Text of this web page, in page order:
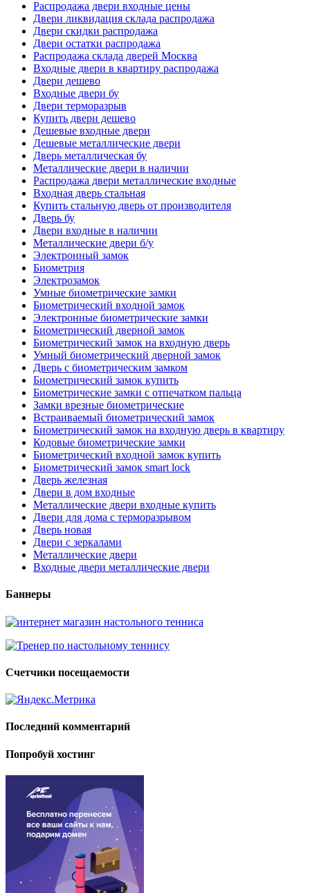
Распродажа двери входные цены
Двери ликвидация склада распродажа
Двери скидки распродажа
Двери остатки распродажа
Распродажа склада дверей Москва
Входные двери в квартиру распродажа
Двери дешево
Входные двери бу
Двери терморазрыв
Купить двери дешево
Дешевые входные двери
Дешевые металлические двери
Дверь металлическая бу
Металлические двери в наличии
Распродажа двери металлические входные
Входная дверь стальная
Купить стальную дверь от производителя
Дверь бу
Двери входные в наличии
Металлические двери б/у
Электронный замок
Биометрия
Электрозамок
Умные биометрические замки
Биометрический входной замок
Электронные биометрические замки
Биометрический дверной замок
Биометрический замок на входную дверь
Умный биометрический дверной замок
Дверь с биометрическим замком
Биометрический замок купить
Биометрические замки с отпечатком пальца
Замки врезные биометрические
Встраиваемый биометрический замок
Биометрический замок на входную дверь в квартиру
Кодовые биометрические замки
Биометрический входной замок купить
Биометрический замок smart lock
Дверь железная
Двери в дом входные
Металлические двери входные купить
Двери для дома с терморазрывом
Дверь новая
Двери с зеркалами
Металлические двери
Входные двери металлические двери
Баннеры
Счетчики посещаемости
Последний комментарий
Попробуй хостинг